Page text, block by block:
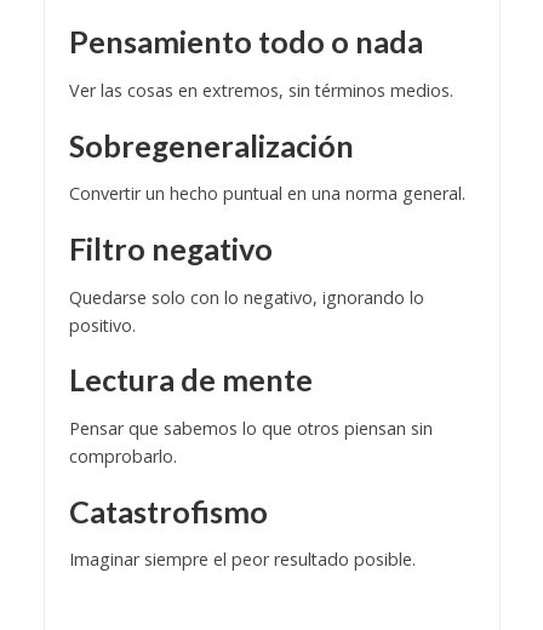
Pensamiento todo o nada
Ver las cosas en extremos, sin términos medios.
Sobregeneralización
Convertir un hecho puntual en una norma general.
Filtro negativo
Quedarse solo con lo negativo, ignorando lo
positivo.
Lectura de mente
Pensar que sabemos lo que otros piensan sin
comprobarlo.
Catastrofismo
Imaginar siempre el peor resultado posible.